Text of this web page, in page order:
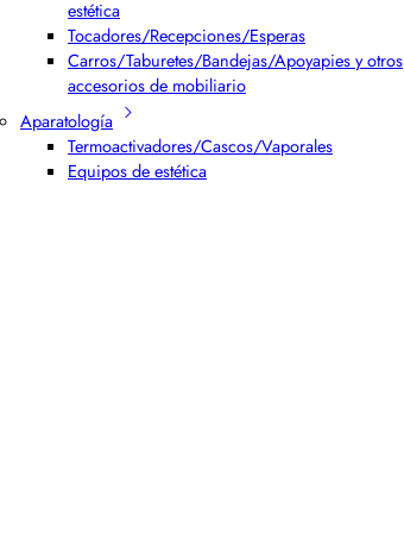
estética
Tocadores/Recepciones/Esperas
Carros/Taburetes/Bandejas/Apoyapies y otros
accesorios de mobiliario
Aparatología
Termoactivadores/Cascos/Vaporales
Equipos de estética